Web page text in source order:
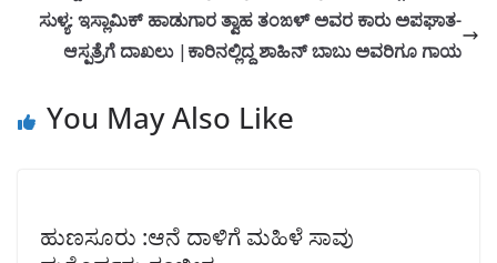
ಸುಳ್ಯ: ಇಸ್ಲಾಮಿಕ್ ಹಾಡುಗಾರ ತ್ವಾಹ ತಂಙಳ್ ಅವರ ಕಾರು ಅಪಘಾತ-
ಆಸ್ಪತ್ರೆಗೆ ದಾಖಲು |ಕಾರಿನಲ್ಲಿದ್ದ ಶಾಹಿನ್ ಬಾಬು ಅವರಿಗೂ ಗಾಯ
You May Also Like
ಹುಣಸೂರು :ಆನೆ ದಾಳಿಗೆ ಮಹಿಳೆ ಸಾವು